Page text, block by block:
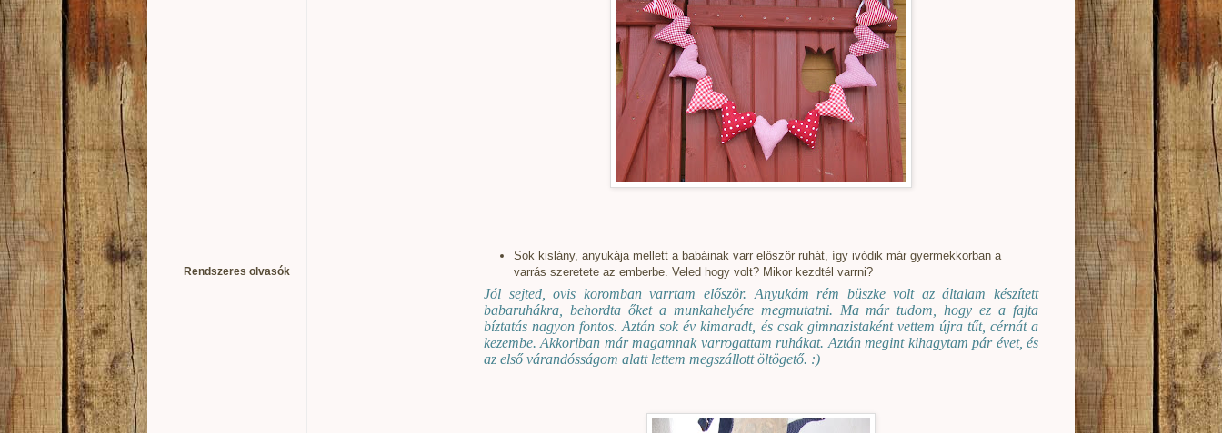
Sok kislány, anyukája mellett a babáinak varr először ruhát, így ivódik már gyermekkorban a
varrás szeretete az emberbe. Veled hogy volt? Mikor kezdtél varrni?
Jól sejted, ovis koromban varrtam először. Anyukám rém büszke volt az általam készített
babaruhákra, behordta őket a munkahelyére megmutatni. Ma már tudom, hogy ez a fajta
bíztatás nagyon fontos. Aztán sok év kimaradt, és csak gimnazistaként vettem újra tűt, cérnát a
kezembe. Akkoriban már magamnak varrogattam ruhákat. Aztán megint kihagytam pár évet, és
az első várandósságom alatt lettem megszállott öltögető. :)
Rendszeres olvasók